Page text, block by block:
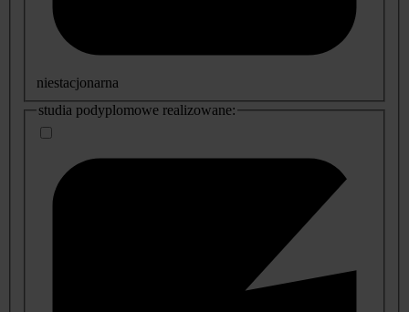
niestacjonarna
studia podyplomowe realizowane: